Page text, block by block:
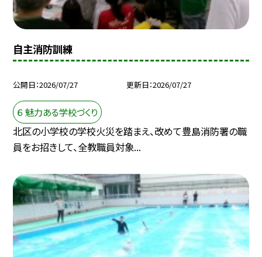
自主消防訓練
公開日 2026/07/27 更新日 2026/07/27
６ 魅力ある学校づくり
北区の小学校の学校火災を踏まえ、改めて豊島消防署の職
員をお招きして、全教職員対象...